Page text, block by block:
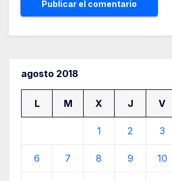
agosto 2018
L M X J V
1 2 3
6 7 8 9 10